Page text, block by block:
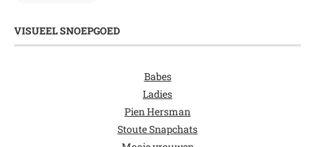
VISUEEL SNOEPGOED
Babes
Ladies
Pien Hersman
Stoute Snapchats